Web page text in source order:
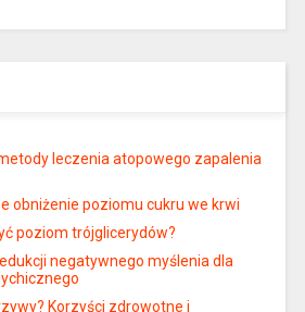
leczenia atopowego zapalenia
obniżenie poziomu cukru we krwi
poziom trójglicerydów?
negatywnego myślenia dla
Korzyści zdrowotne i